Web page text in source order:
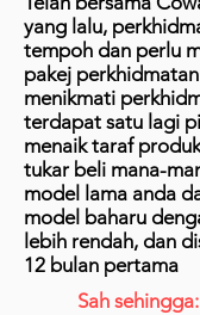
yang lalu,
tempoh dan perlu
pakej
menikmati
terdapat satu lagi
menaik taraf
tukar beli mana-
model lama anda
model baharu
lebih rendah, dan
12 bulan pertama
Sah